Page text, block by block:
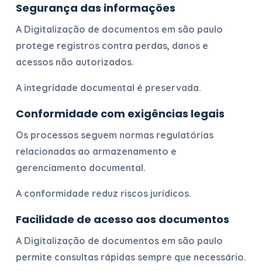
Segurança das informações
A Digitalização de documentos em são paulo
protege registros contra perdas, danos e
acessos não autorizados.
A integridade documental é preservada.
Conformidade com exigências legais
Os processos seguem normas regulatórias
relacionadas ao armazenamento e
gerenciamento documental.
A conformidade reduz riscos jurídicos.
Facilidade de acesso aos documentos
A Digitalização de documentos em são paulo
permite consultas rápidas sempre que necessário.